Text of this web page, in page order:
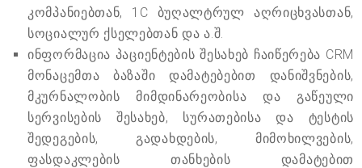
კომპანიებთან, 1C ბუღალტრულ აღრიცხვასთან,
სოციალურ ქსელებთან და ა.შ.
ინფორმაცია პაციენტების შესახებ ჩაიწერება CRM
მონაცემთა ბაზაში დამატებებით დანიშვნების,
მკურნალობის მიმდინარეობისა და გაწეული
სერვისების შესახებ, სურათებისა და ტესტის
შედეგების, გადახდების, მიმოხილვების,
ფასდაკლების თანხების დამატებით